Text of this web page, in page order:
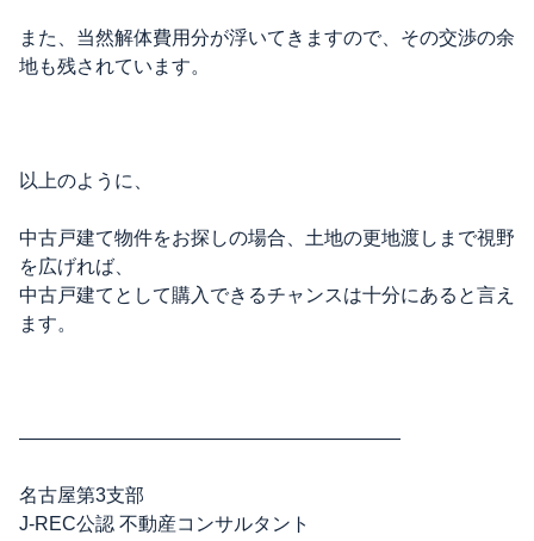
また、当然解体費用分が浮いてきますので、その交渉の余
地も残されています。
以上のように、
中古戸建て物件をお探しの場合、土地の更地渡しまで視野
を広げれば、
中古戸建てとして購入できるチャンスは十分にあると言え
ます。
————————————————————
名古屋第3支部
J-REC公認 不動産コンサルタント